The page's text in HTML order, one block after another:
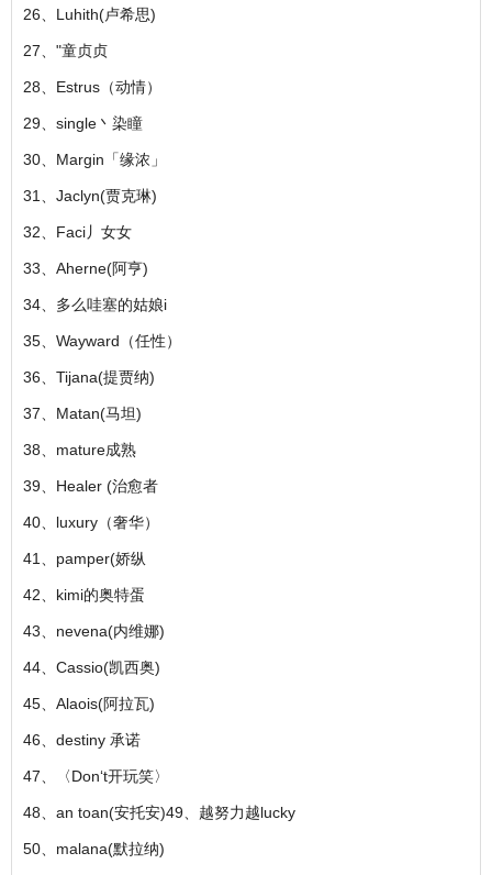
26、Luhith(卢希思)
27、"童贞贞
28、Estrus（动情）
29、single丶染瞳
30、Margin「缘浓」
31、Jaclyn(贾克琳)
32、Faci丿女女
33、Aherne(阿亨)
34、多么哇塞的姑娘i
35、Wayward（任性）
36、Tijana(提贾纳)
37、Matan(马坦)
38、mature成熟
39、Healer (治愈者
40、luxury（奢华）
41、pamper(娇纵
42、kimi的奥特蛋
43、nevena(内维娜)
44、Cassio(凯西奥)
45、Alaois(阿拉瓦)
46、destiny 承诺
47、〈Don‘t开玩笑〉
48、an toan(安托安)49、越努力越lucky
50、malana(默拉纳)